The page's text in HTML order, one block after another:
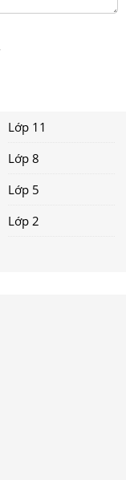
Lớp 11
Lớp 8
Lớp 5
Lớp 2